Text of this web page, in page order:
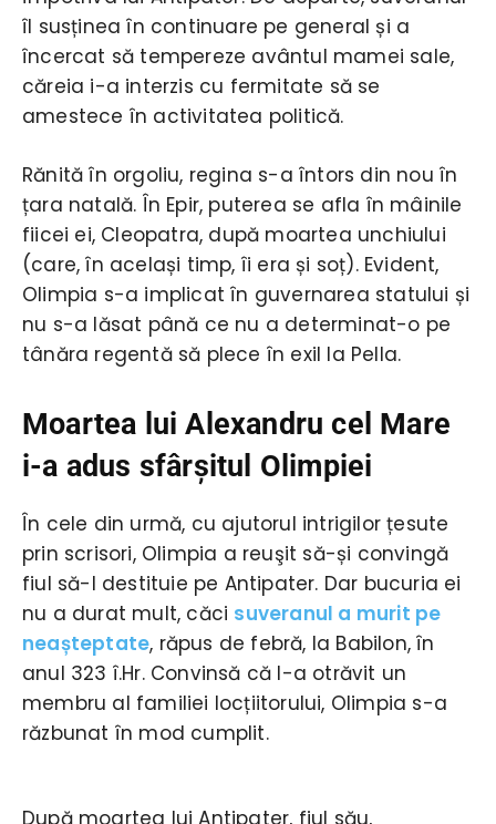
îl susținea în continuare pe general și a
încercat să tempereze avântul mamei sale,
căreia i-a interzis cu fermitate să se
amestece în activitatea politică.
Rănită în orgoliu, regina s-a întors din nou în
țara natală. În Epir, puterea se afla în mâinile
fiicei ei, Cleopatra, după moartea unchiului
(care, în același timp, îi era și soț). Evident,
Olimpia s-a implicat în guvernarea statului și
nu s-a lăsat până ce nu a determinat-o pe
tânăra regentă să plece în exil la Pella.
Moartea lui Alexandru cel Mare
i-a adus sfârşitul Olimpiei
În cele din urmă, cu ajutorul intrigilor țesute
prin scrisori, Olimpia a reuşit să-și convingă
fiul să-l destituie pe Antipater. Dar bucuria ei
nu a durat mult, căci suveranul a murit pe
neașteptate, răpus de febră, la Babilon, în
anul 323 î.Hr. Convinsă că l-a otrăvit un
membru al familiei locțiitorului, Olimpia s-a
răzbunat în mod cumplit.
După moartea lui Antipater, fiul său,